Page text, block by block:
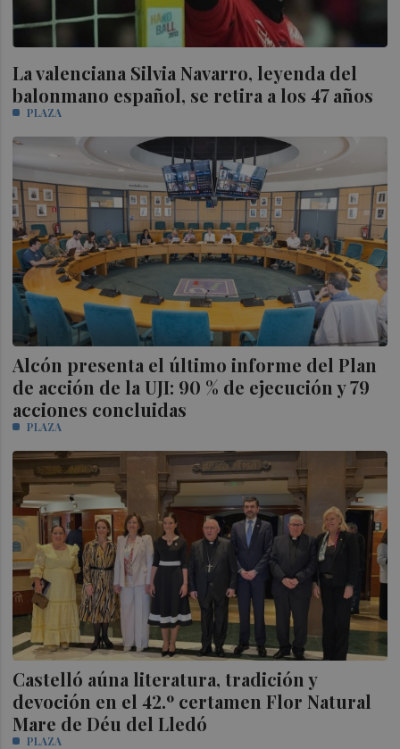
La valenciana Silvia Navarro, leyenda del
balonmano español, se retira a los 47 años
PLAZA
Alcón presenta el último informe del Plan
de acción de la UJI: 90 % de ejecución y 79
acciones concluidas
PLAZA
Castelló aúna literatura, tradición y
devoción en el 42.º certamen Flor Natural
Mare de Déu del Lledó
PLAZA